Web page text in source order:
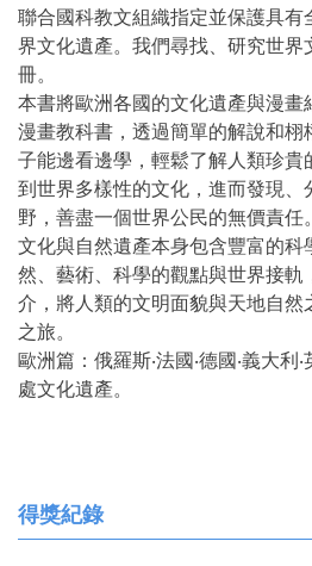
聯合國科教文組織指定並保護具有
界文化遺產。我們尋找、研究世界
冊。
本書將歐洲各國的文化遺產與漫畫
漫畫教科書，透過簡單的解說和栩
子能邊看邊學，輕鬆了解人類珍貴
到世界多樣性的文化，進而發現、
野，善盡一個世界公民的無價責任。
文化與自然遺產本身包含豐富的科
然、藝術、科學的觀點與世界接軌
介，將人類的文明面貌與天地自然
之旅。
歐洲篇：俄羅斯‧法國‧德國‧義大利
處文化遺產。
得獎紀錄